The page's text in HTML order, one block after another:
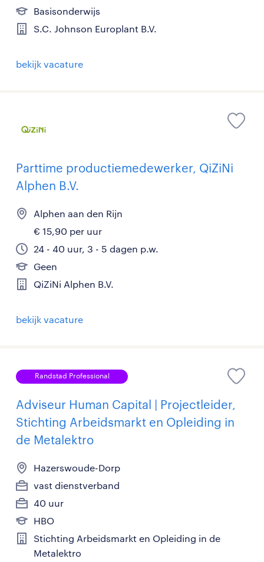
Basisonderwijs
S.C. Johnson Europlant B.V.
bekijk vacature
Parttime productiemedewerker, QiZiNi
Alphen B.V.
Alphen aan den Rijn
€ 15,90 per uur
24 - 40 uur, 3 - 5 dagen p.w.
Geen
QiZiNi Alphen B.V.
bekijk vacature
Randstad Professional
Adviseur Human Capital | Projectleider,
Stichting Arbeidsmarkt en Opleiding in
de Metalektro
Hazerswoude-Dorp
vast dienstverband
40 uur
HBO
Stichting Arbeidsmarkt en Opleiding in de
Metalektro